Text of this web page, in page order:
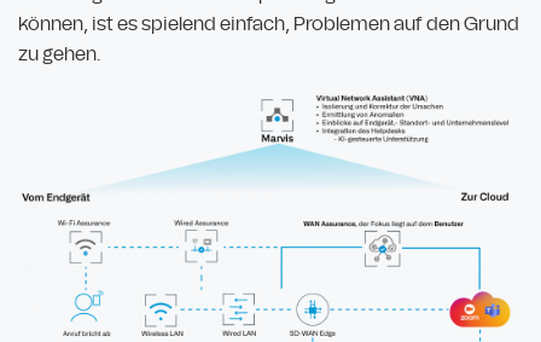
können, ist es spielend einfach, Problemen auf den Grund
zu gehen.